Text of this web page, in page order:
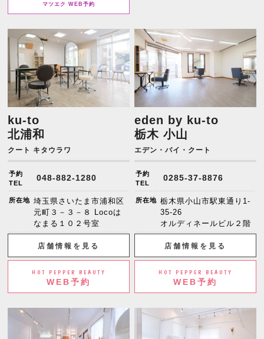
マツエク WEB予約
ku-to
北浦和
クート キタウラワ
予約
TEL
048-882-1280
所在地 埼玉県さいたま市浦和区
元町３－３－８ Locoは
なまる１０２号室
店舗情報を見る
HOT PEPPER BEAUTY
WEB予約
eden by ku-to
栃木 小山
エデン・バイ・クート
予約
TEL
0285-37-8876
所在地 栃木県小山市駅東通り1-
35-26
オルディネールビル２階
店舗情報を見る
HOT PEPPER BEAUTY
WEB予約